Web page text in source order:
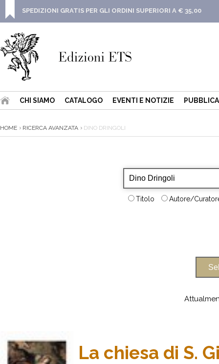
SPEDIZIONI GRATIS PER GLI ORDINI SUPERIORI A € 35,00
CHI SIAMO CATALOGO EVENTI E NOTIZIE
HOME RICERCA AVANZATA DINO DRINGOLI
Titolo Autore/
La chiesa di S.